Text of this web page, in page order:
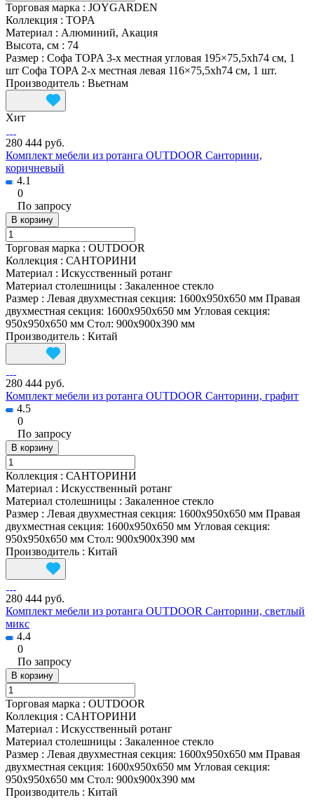
Торговая марка : JOYGARDEN
Коллекция : TOPA
Материал : Алюминий, Акация
Высота, см : 74
Размер : Софа TOPA 3-х местная угловая 195×75,5xh74 см, 1
шт Софа TOPA 2-х местная левая 116×75,5xh74 см, 1 шт.
Производитель : Вьетнам
Хит
280 444 руб.
Комплект мебели из ротанга OUTDOOR Санторини,
коричневый
4.1
0
По запросу
В корзину
Торговая марка : OUTDOOR
Коллекция : САНТОРИНИ
Материал : Искусственный ротанг
Материал столешницы : Закаленное стекло
Размер : Левая двухместная секция: 1600x950x650 мм Правая
двухместная секция: 1600x950x650 мм Угловая секция:
950x950x650 мм Стол: 900x900x390 мм
Производитель : Китай
280 444 руб.
Комплект мебели из ротанга OUTDOOR Санторини, графит
4.5
0
По запросу
В корзину
Коллекция : САНТОРИНИ
Материал : Искусственный ротанг
Материал столешницы : Закаленное стекло
Размер : Левая двухместная секция: 1600x950x650 мм Правая
двухместная секция: 1600x950x650 мм Угловая секция:
950x950x650 мм Стол: 900x900x390 мм
Производитель : Китай
280 444 руб.
Комплект мебели из ротанга OUTDOOR Санторини, светлый
микс
4.4
0
По запросу
В корзину
Торговая марка : OUTDOOR
Коллекция : САНТОРИНИ
Материал : Искусственный ротанг
Материал столешницы : Закаленное стекло
Размер : Левая двухместная секция: 1600x950x650 мм Правая
двухместная секция: 1600x950x650 мм Угловая секция:
950x950x650 мм Стол: 900x900x390 мм
Производитель : Китай